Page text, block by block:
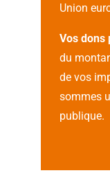
Union
Vos dons
du
de vos
sommes
publique.